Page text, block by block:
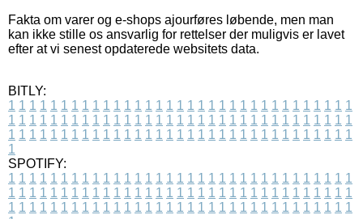
Fakta om varer og e-shops ajourføres løbende, men man
kan ikke stille os ansvarlig for rettelser der muligvis er lavet
efter at vi senest opdaterede websitets data.
BITLY:
1 1 1 1 1 1 1 1 1 1 1 1 1 1 1 1 1 1 1 1 1 1 1 1 1 1 1 1 1 1 1 1 1
1 1 1 1 1 1 1 1 1 1 1 1 1 1 1 1 1 1 1 1 1 1 1 1 1 1 1 1 1 1 1 1 1
1 1 1 1 1 1 1 1 1 1 1 1 1 1 1 1 1 1 1 1 1 1 1 1 1 1 1 1 1 1 1 1 1
1
SPOTIFY:
1 1 1 1 1 1 1 1 1 1 1 1 1 1 1 1 1 1 1 1 1 1 1 1 1 1 1 1 1 1 1 1 1
1 1 1 1 1 1 1 1 1 1 1 1 1 1 1 1 1 1 1 1 1 1 1 1 1 1 1 1 1 1 1 1 1
1 1 1 1 1 1 1 1 1 1 1 1 1 1 1 1 1 1 1 1 1 1 1 1 1 1 1 1 1 1 1 1 1